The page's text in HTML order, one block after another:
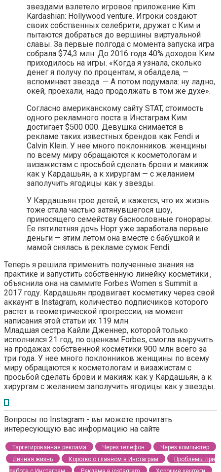
звездами взлетело игровое приложение Kim
Kardashian: Hollywood venture. Игроки создают
своих собственных селебрити, дружат с Ким и
пытаются добраться до вершины виртуальной
славы. За первые полгода с момента запуска игра
собрала $74,3 млн. До 2016 года 40% доходов Ким
приходилось на игры. «Когда я узнала, сколько
денег я получу по процентам, я обалдела, —
вспоминает звезда. — А потом подумала: ну ладно,
окей, проехали, надо продолжать в том же духе».
Согласно американскому сайту STAT, стоимость
одного рекламного поста в Инстаграм Ким
достигает $500 000. Девушка снимается в
рекламе таких известных брендов как Fendi и
Сalvin Klein. У нее много поклонников: женщины
по всему миру обращаются к косметологам и
визажистам с просьбой сделать брови и макияж
как у Кардашьян, а к хирургам — с желанием
заполучить ягодицы как у звезды.
У Кардашьян трое детей, и кажется, что их жизнь
тоже стала частью затянувшегося шоу,
приносящего семейству баснословные гонорары.
Ее пятилетняя дочь Норт уже заработала первые
деньги — этим летом она вместе с бабушкой и
мамой снялась в рекламе сумок Fendi.
Теперь я решила применить полученные знания на
практике и запустить собственную линейку косметики ,
объяснила она на саммите Forbes Women s Summit в
2017 году. Кардашьян продвигает косметику через свой
аккаунт в Instagram, количество подписчиков которого
растет в геометрической прогрессии, на момент
написания этой статьи их 119 млн.
Младшая сестра Кайли Дженнер, которой только
исполнился 21 год, по оценкам Forbes, смогла выручить
на продажах собственной косметики 900 млн всего за
три года. У нее много поклонников женщины по всему
миру обращаются к косметологам и визажистам с
просьбой сделать брови и макияж как у Кардашьян, а к
хирургам с желанием заполучить ягодицы как у звезды.
Вопросы по Instagram - вы можете прочитать
интересующую вас информацию на сайте
Таргетированная реклама Через телефон
Через компьютер
Личная жизнь
Коротко о главном в Инстаграм
Проблемы при